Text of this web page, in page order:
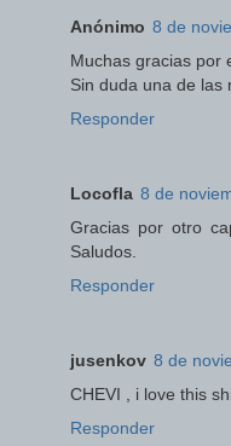
Anónimo 8 de
Muchas gracias por
Sin duda una de las
Responder
Locofla 8 de
Gracias por otro
Saludos.
Responder
jusenkov 8 de
CHEVI , i love this
Responder